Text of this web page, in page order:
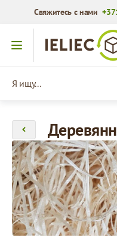
Свяжитесь с нами
Перейти к содержимому